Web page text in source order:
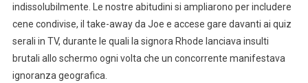
indissolubilmente. Le nostre abitudini si ampliarono per includere
cene condivise, il take-away da Joe e accese gare davanti ai quiz
serali in TV, durante le quali la signora Rhode lanciava insulti
brutali allo schermo ogni volta che un concorrente manifestava
ignoranza geografica.